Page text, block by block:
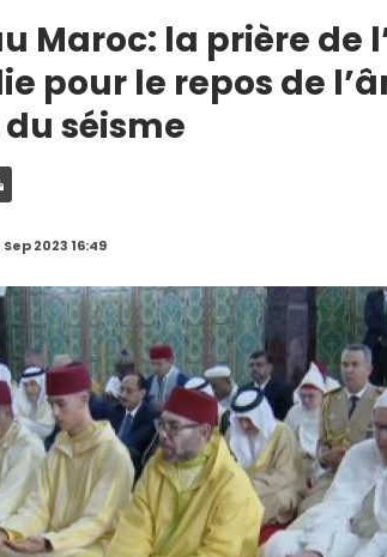
Maroc: la prière de
pour le repos de
séisme
Sep 2023 16:49